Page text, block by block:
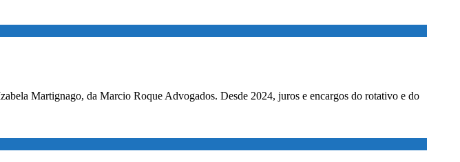
Martignago, da Marcio Roque Advogados. Desde 2024, juros e encargos do rotativo e do